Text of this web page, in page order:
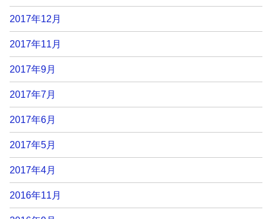
2017年12月
2017年11月
2017年9月
2017年7月
2017年6月
2017年5月
2017年4月
2016年11月